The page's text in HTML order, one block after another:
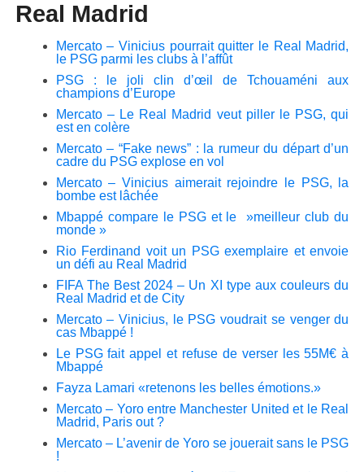
Real Madrid
Mercato – Vinicius pourrait quitter le Real Madrid,
le PSG parmi les clubs à l’affût
PSG : le joli clin d’œil de Tchouaméni aux
champions d’Europe
Mercato – Le Real Madrid veut piller le PSG, qui
est en colère
Mercato – “Fake news” : la rumeur du départ d’un
cadre du PSG explose en vol
Mercato – Vinicius aimerait rejoindre le PSG, la
bombe est lâchée
Mbappé compare le PSG et le »meilleur club du
monde »
Rio Ferdinand voit un PSG exemplaire et envoie
un défi au Real Madrid
FIFA The Best 2024 – Un XI type aux couleurs du
Real Madrid et de City
Mercato – Vinicius, le PSG voudrait se venger du
cas Mbappé !
Le PSG fait appel et refuse de verser les 55M€ à
Mbappé
Fayza Lamari «retenons les belles émotions.»
Mercato – Yoro entre Manchester United et le Real
Madrid, Paris out ?
Mercato – L’avenir de Yoro se jouerait sans le PSG
!